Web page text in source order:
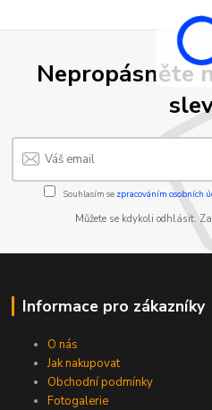
Nepropásněte
Souhlasím se zpracováním osobních
Můžete se kdykoli odhlásit.
Informace pro zákazníky
O nás
Jak nakupovat
Obchodní podmínky
Fotogalerie